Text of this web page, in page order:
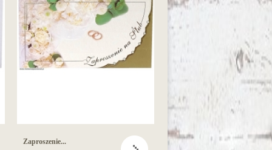
Zaproszenie...